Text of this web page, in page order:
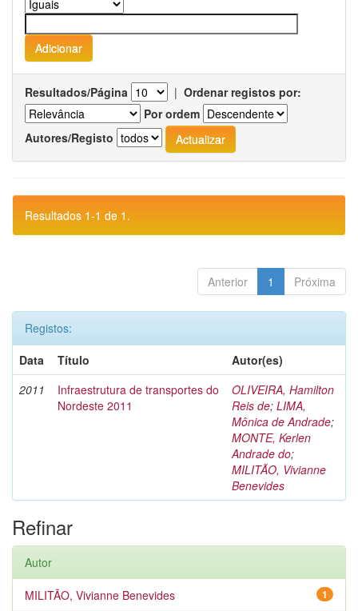
Resultados/Página | Ordenar registos por:
Por ordem
Autores/Registo
Resultados 1-1 de 1.
Anterior 1 Próxima
Registos:
Data
Título
Autor(es)
2011
Infraestrutura de transportes do
Nordeste 2011
OLIVEIRA, Hamilton
Reis de; LIMA,
Mônica de Andrade;
MONTE, Kerlen
Andrade do;
MILITÃO, Vivianne
Benevides
Refinar
Autor
1
MILITÃO, Vivianne Benevides